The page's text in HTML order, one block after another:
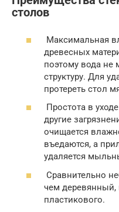
столов
Максимальная
древесных
поэтому вода не
структуру. Для
протереть стол
Простота в
другие
очищается
въедаются, а
удаляется
Сравнительно
чем деревянный,
пластикового.